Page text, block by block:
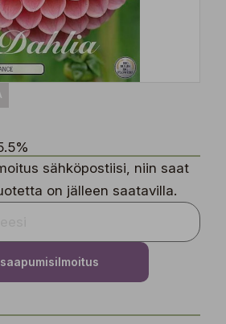
sähköpostiisi, niin saat
on jälleen saatavilla.